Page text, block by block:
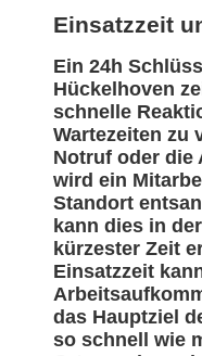
Einsatzzeit
Ein 24h
Hückelhoven
schnelle
Wartezeiten zu
Notruf oder die
wird ein
Standort
kann dies in
kürzester Zeit
Einsatzzeit
das Hauptziel
so schnell wie